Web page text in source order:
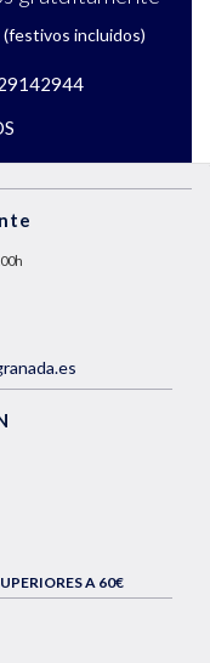
(festivos incluidos)
A 60€